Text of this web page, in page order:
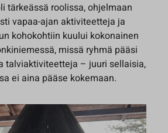
tärkeässä roolissa, ohjelmaan
vapaa-ajan aktiviteetteja ja
kohokohtiin kuului kokonainen
missä ryhmä pääsi
talviaktiviteetteja – juuri sellaisia,
ei aina pääse kokemaan.